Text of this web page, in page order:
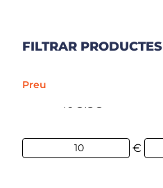
FILTRAR PRODUCTES
Preu
10€15€
€